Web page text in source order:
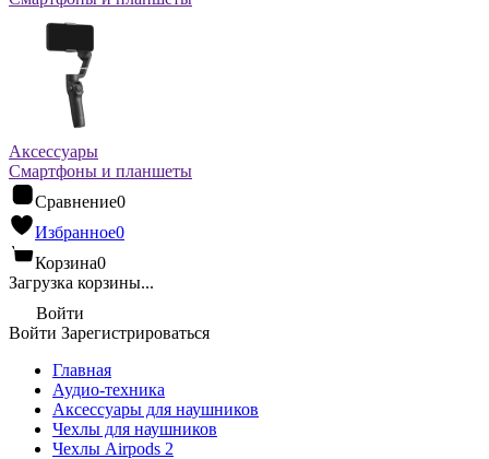
Аксессуары
Смартфоны и планшеты
Сравнение0
Избранное0
Корзина0
Загрузка корзины...
Войти
Войти Зарегистрироваться
Главная
Аудио-техника
Аксессуары для наушников
Чехлы для наушников
Чехлы Airpods 2